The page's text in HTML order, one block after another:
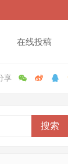
在线投稿
搜索